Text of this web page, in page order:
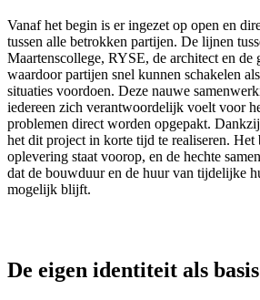
Vanaf het begin is er ingezet op open en
tussen alle betrokken partijen. De lijnen
Maartenscollege, RYSE, de architect en de
waardoor partijen snel kunnen schakelen
situaties voordoen. Deze nauwe
iedereen zich verantwoordelijk voelt voor
problemen direct worden opgepakt.
het dit project in korte tijd te realiseren. Het
oplevering staat voorop, en de hechte
dat de bouwduur en de huur van tijdelijke
mogelijk blijft.
De eigen identiteit als basis